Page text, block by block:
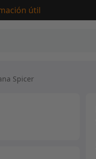
útil
Spicer